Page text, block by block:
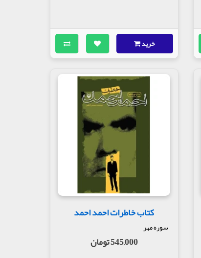
خرید
کتاب خاطرات احمد احمد
سوره مهر
545,000 تومان